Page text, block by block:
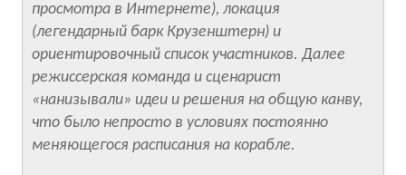
просмотра в Интернете), локация
(легендарный барк Крузенштерн) и
ориентировочный список участников. Далее
режиссерская команда и сценарист
«нанизывали» идеи и решения на общую канву,
что было непросто в условиях постоянно
меняющегося расписания на корабле.